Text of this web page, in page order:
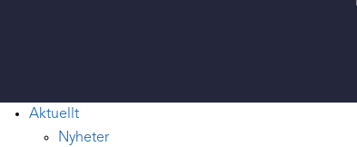
Aktuellt
Nyheter